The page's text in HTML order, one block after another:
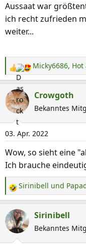
Aussaat war
ich recht zufrieden
weiter...
R
e
a
k
i
o
n
n
Micky6686, Hot
Crowgoth
Bekanntes
03. Apr. 2022
Wow, so sieht eine
Ich brauche
R
e
a
k
t
Sirinibell und
Sirinibell
Bekanntes